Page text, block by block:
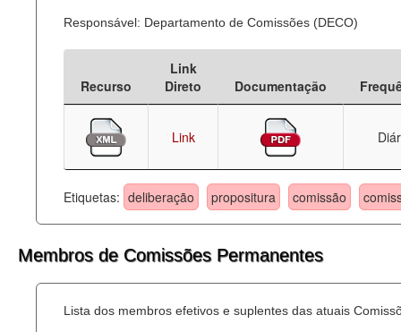
Responsável: Departamento de Comissões (DECO)
Recurso
Link
Direto
Documentação
Link
Etiquetas: deliberação propositura comissão
Membros de Comissões Permanentes
Lista dos membros efetivos e suplentes das atuais